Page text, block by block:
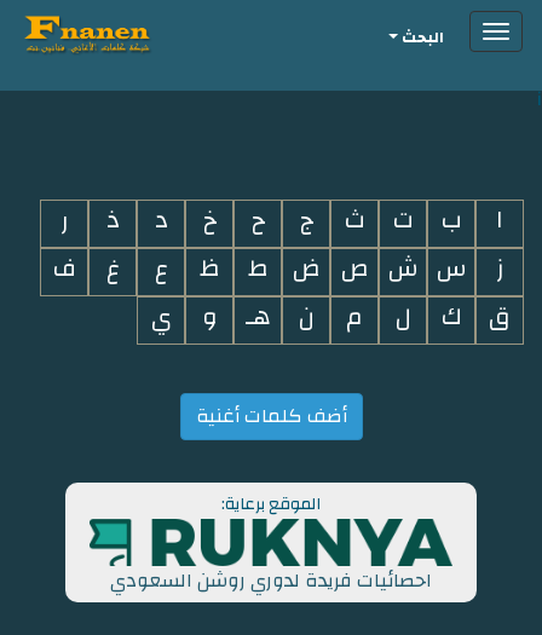
i
Toggleالبحث
ا ب ت ث ج ح خ د ذ
ر
ز
س ش ص ض ط ظ ع غ
ف
ق
ك ل م ن هـ و ي
أضف كلمات أغنية
الموقع برعاية:
احصائيات فريدة لدوري روشن السعودي